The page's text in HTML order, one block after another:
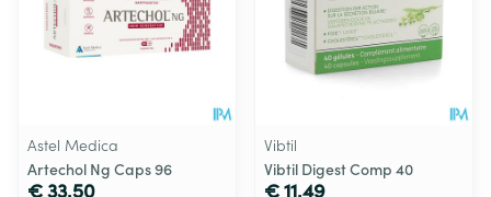
Astel Medica
Artechol Ng Caps 96
€ 33,50
Vibtil
Vibtil Digest Comp 40
€ 11,49